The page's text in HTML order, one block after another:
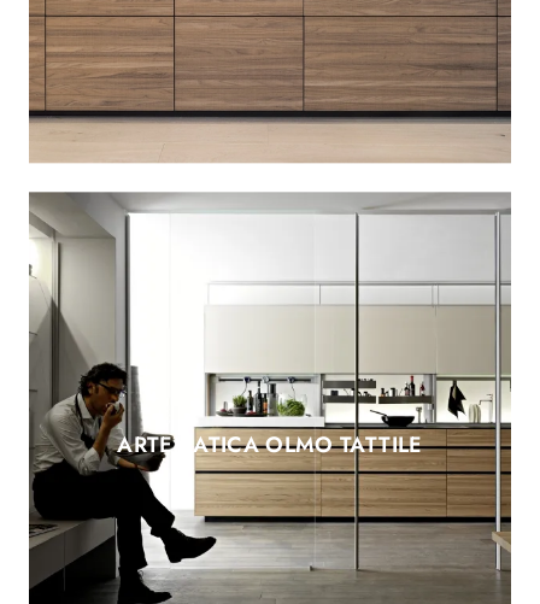
ARTEMATICA OLMO TATTILE